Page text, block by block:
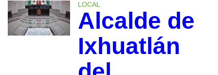
LOCAL
Alcalde de
Ixhuatlán